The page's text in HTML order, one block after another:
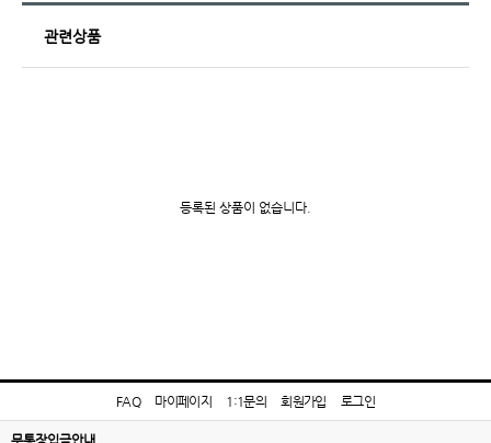
관련상품
등록된 상품이 없습니다.
FAQ 마이페이지 1:1문의 회원가입 로그인